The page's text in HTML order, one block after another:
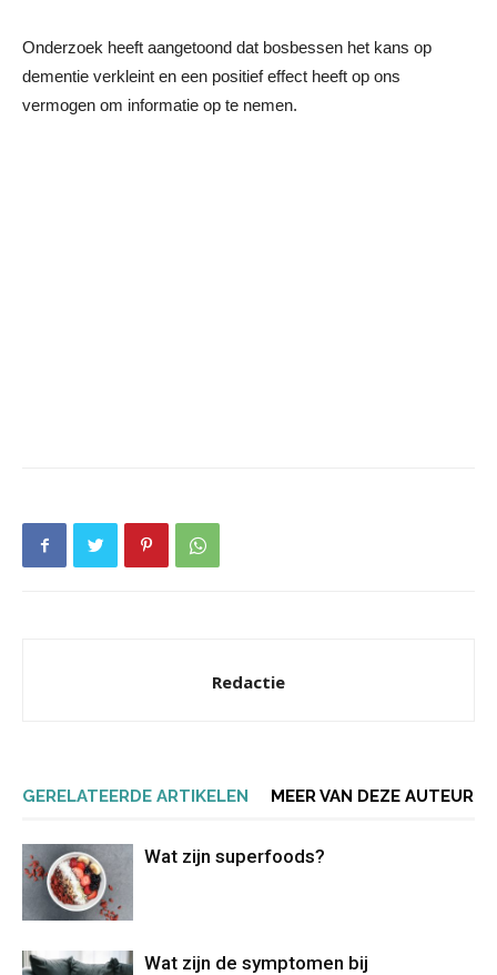
Onderzoek heeft aangetoond dat bosbessen het kans op
dementie verkleint en een positief effect heeft op ons
vermogen om informatie op te nemen.
Redactie
GERELATEERDE ARTIKELEN MEER VAN DEZE AUTEUR
Wat zijn superfoods?
Wat zijn de symptomen bij